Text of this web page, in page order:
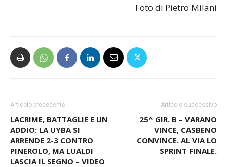
Foto di Pietro Milani
Articolo precedente
LACRIME, BATTAGLIE E UN
ADDIO: LA UYBA SI
ARRENDE 2-3 CONTRO
PINEROLO, MA LUALDI
LASCIA IL SEGNO – VIDEO
Articolo successivo
25^ GIR. B – VARANO
VINCE, CASBENO
CONVINCE. AL VIA LO
SPRINT FINALE.